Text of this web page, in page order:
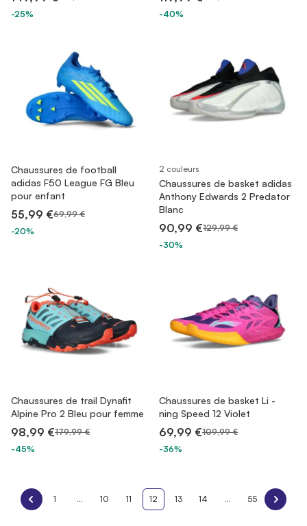
-25%
-40%
Chaussures de football
adidas F50 League FG Bleu
pour enfant
55,99 €69,99 €
-20%
2 couleurs
Chaussures de basket adidas
Anthony Edwards 2 Predator
Blanc
90,99 €129,99 €
-30%
Chaussures de trail Dynafit
Alpine Pro 2 Bleu pour femme
98,99 €179,99 €
-45%
Chaussures de basket Li -
ning Speed 12 Violet
69,99 €109,99 €
-36%
1 ... 10 11 12 13 14 ... 55